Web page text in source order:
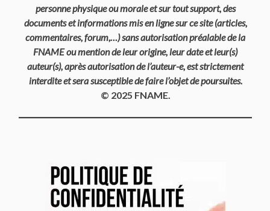
personne physique ou morale et sur tout support, des
documents et informations mis en ligne sur ce site (articles,
commentaires, forum,…) sans autorisation préalable de la
FNAME ou mention de leur origine, leur date et leur(s)
auteur(s), après autorisation de l’auteur-e, est strictement
interdite et sera susceptible de faire l’objet de poursuites.
© 2025 FNAME.